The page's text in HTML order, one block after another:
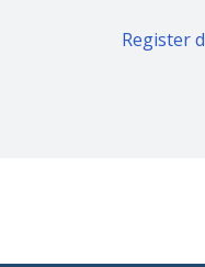
Register